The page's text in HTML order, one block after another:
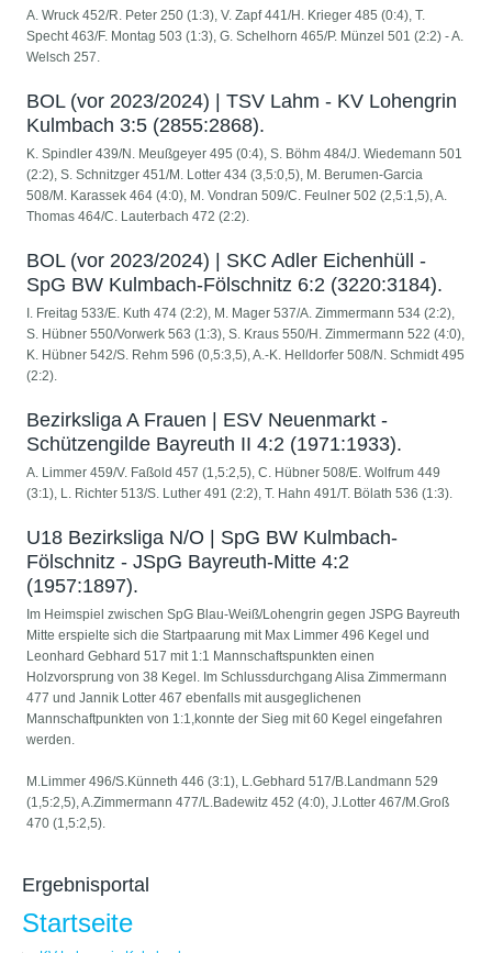
A. Wruck 452/R. Peter 250 (1:3), V. Zapf 441/H. Krieger 485 (0:4), T.
Specht 463/F. Montag 503 (1:3), G. Schelhorn 465/P. Münzel 501 (2:2) - A.
Welsch 257.
BOL (vor 2023/2024) | TSV Lahm - KV Lohengrin
Kulmbach 3:5 (2855:2868).
K. Spindler 439/N. Meußgeyer 495 (0:4), S. Böhm 484/J. Wiedemann 501
(2:2), S. Schnitzger 451/M. Lotter 434 (3,5:0,5), M. Berumen-Garcia
508/M. Karassek 464 (4:0), M. Vondran 509/C. Feulner 502 (2,5:1,5), A.
Thomas 464/C. Lauterbach 472 (2:2).
BOL (vor 2023/2024) | SKC Adler Eichenhüll -
SpG BW Kulmbach-Fölschnitz 6:2 (3220:3184).
I. Freitag 533/E. Kuth 474 (2:2), M. Mager 537/A. Zimmermann 534 (2:2),
S. Hübner 550/Vorwerk 563 (1:3), S. Kraus 550/H. Zimmermann 522 (4:0),
K. Hübner 542/S. Rehm 596 (0,5:3,5), A.-K. Helldorfer 508/N. Schmidt 495
(2:2).
Bezirksliga A Frauen | ESV Neuenmarkt -
Schützengilde Bayreuth II 4:2 (1971:1933).
A. Limmer 459/V. Faßold 457 (1,5:2,5), C. Hübner 508/E. Wolfrum 449
(3:1), L. Richter 513/S. Luther 491 (2:2), T. Hahn 491/T. Bölath 536 (1:3).
U18 Bezirksliga N/O | SpG BW Kulmbach-
Fölschnitz - JSpG Bayreuth-Mitte 4:2
(1957:1897).
Im Heimspiel zwischen SpG Blau-Weiß/Lohengrin gegen JSPG Bayreuth
Mitte erspielte sich die Startpaarung mit Max Limmer 496 Kegel und
Leonhard Gebhard 517 mit 1:1 Mannschaftspunkten einen
Holzvorsprung von 38 Kegel. Im Schlussdurchgang Alisa Zimmermann
477 und Jannik Lotter 467 ebenfalls mit ausgeglichenen
Mannschaftpunkten von 1:1,konnte der Sieg mit 60 Kegel eingefahren
werden.
M.Limmer 496/S.Künneth 446 (3:1), L.Gebhard 517/B.Landmann 529
(1,5:2,5), A.Zimmermann 477/L.Badewitz 452 (4:0), J.Lotter 467/M.Groß
470 (1,5:2,5).
Ergebnisportal
Startseite